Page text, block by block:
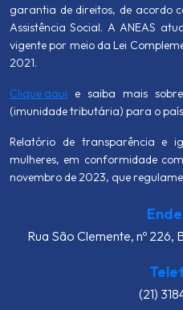
garantia de direitos, de acordo
Assistência Social. A ANEAS
vigente por meio da Lei
2021.
Clique aqui e saiba mais
(imunidade tributária) para o
Relatório de transparência e
mulheres, em conformidade
novembro de 2023, que
Rua São Clemente, nº
(21)